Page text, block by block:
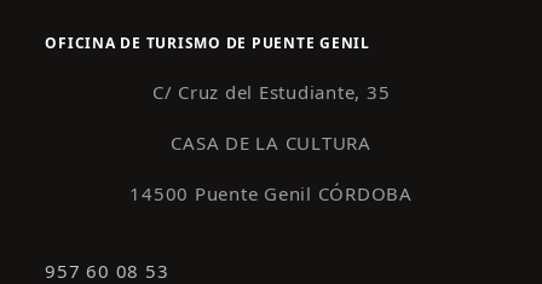
OFICINA DE TURISMO DE PUENTE GENIL
C/ Cruz del Estudiante, 35
CASA DE LA CULTURA
14500 Puente Genil CÓRDOBA
957 60 08 53